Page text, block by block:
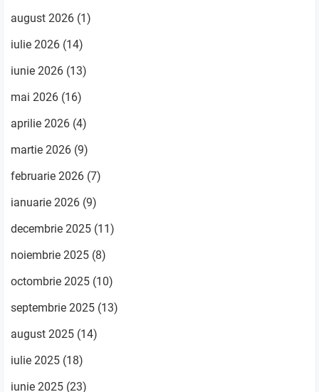
august 2026 (1)
iulie 2026 (14)
iunie 2026 (13)
mai 2026 (16)
aprilie 2026 (4)
martie 2026 (9)
februarie 2026 (7)
ianuarie 2026 (9)
decembrie 2025 (11)
noiembrie 2025 (8)
octombrie 2025 (10)
septembrie 2025 (13)
august 2025 (14)
iulie 2025 (18)
iunie 2025 (23)